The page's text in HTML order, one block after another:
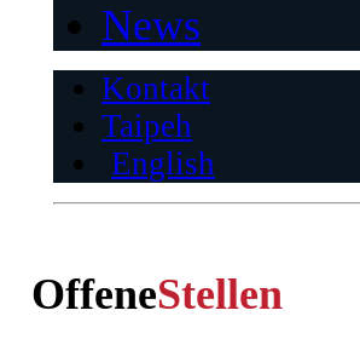
News
Kontakt
Taipeh
English
OffeneStellen